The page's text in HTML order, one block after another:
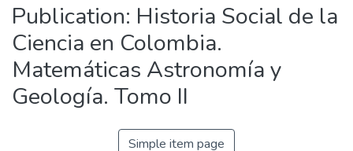
Publication: Historia Social de la
Ciencia en Colombia.
Matemáticas Astronomía y
Geología. Tomo II
Simple item page